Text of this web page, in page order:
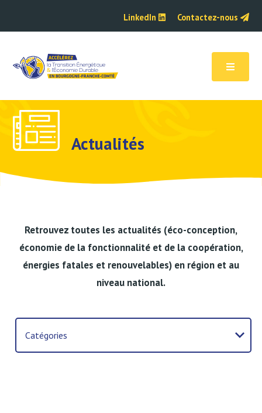
Contactez-nous
LinkedIn
Actualités
Retrouvez toutes les actualités (éco-conception,
économie de la fonctionnalité et de la coopération,
énergies fatales et renouvelables) en région et au
niveau national.